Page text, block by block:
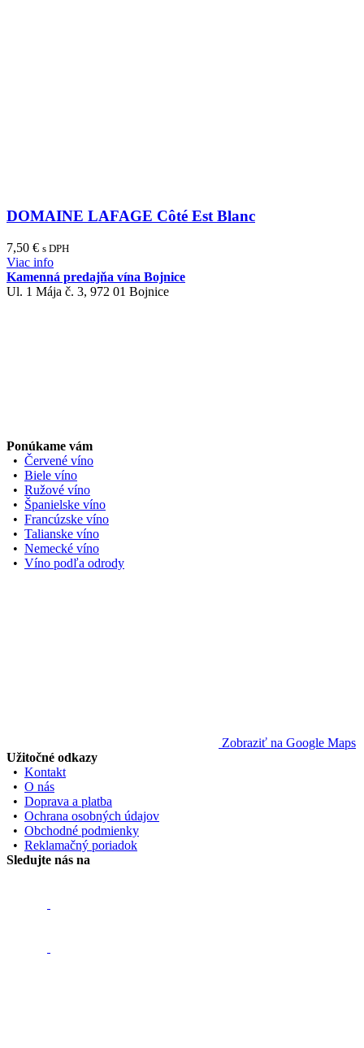
DOMAINE LAFAGE Côté Est Blanc
7,50 € s DPH
Viac info
Kamenná predajňa vína Bojnice
Ul. 1 Mája č. 3, 972 01 Bojnice
Ponúkame vám
• Červené víno
• Biele víno
• Ružové víno
• Španielske víno
• Francúzske víno
• Talianske víno
• Nemecké víno
• Víno podľa odrody
Zobraziť na Google Maps
Užitočné odkazy
• Kontakt
• O nás
• Doprava a platba
• Ochrana osobných údajov
• Obchodné podmienky
• Reklamačný poriadok
Sledujte nás na